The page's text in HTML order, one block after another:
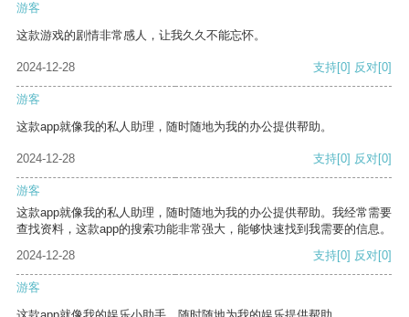
游客
这款游戏的剧情非常感人，让我久久不能忘怀。
2024-12-28 支持[0] 反对[0]
游客
这款app就像我的私人助理，随时随地为我的办公提供帮助。
2024-12-28 支持[0] 反对[0]
游客
这款app就像我的私人助理，随时随地为我的办公提供帮助。我经常需要
查找资料，这款app的搜索功能非常强大，能够快速找到我需要的信息。
2024-12-28
支持[0] 反对[0]
游客